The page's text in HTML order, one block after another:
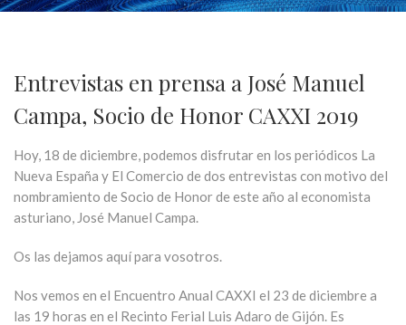
Entrevistas en prensa a José Manuel
Campa, Socio de Honor CAXXI 2019
Hoy, 18 de diciembre, podemos disfrutar en los periódicos La
Nueva España y El Comercio de dos entrevistas con motivo del
nombramiento de Socio de Honor de este año al economista
asturiano, José Manuel Campa.
Os las dejamos aquí para vosotros.
Nos vemos en el Encuentro Anual CAXXI el 23 de diciembre a
las 19 horas en el Recinto Ferial Luis Adaro de Gijón. Es